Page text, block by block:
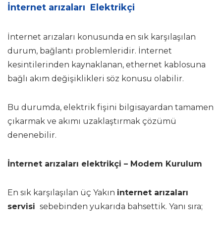
İnternet arızaları Elektrikçi
İnternet arızaları konusunda en sık karşılaşılan
durum, bağlantı problemleridir. İnternet
kesintilerinden kaynaklanan, ethernet kablosuna
bağlı akım değişiklikleri söz konusu olabilir.
Bu durumda, elektrik fişini bilgisayardan tamamen
çıkarmak ve akımı uzaklaştırmak çözümü
denenebilir.
İnternet arızaları elektrikçi – Modem Kurulum
En sık karşılaşılan üç Yakın internet arızaları
servisi sebebinden yukarıda bahsettik. Yanı sıra;